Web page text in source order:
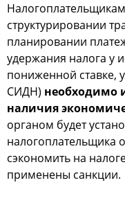
структурировании
планировании
удержания налога у
пониженной ставке,
СИДН) необходимо
наличия
органом будет
налогоплательщика
сэкономить на
применены санкции.